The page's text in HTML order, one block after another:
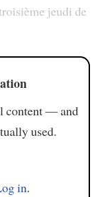
jeudi de
content — and
used.
in.